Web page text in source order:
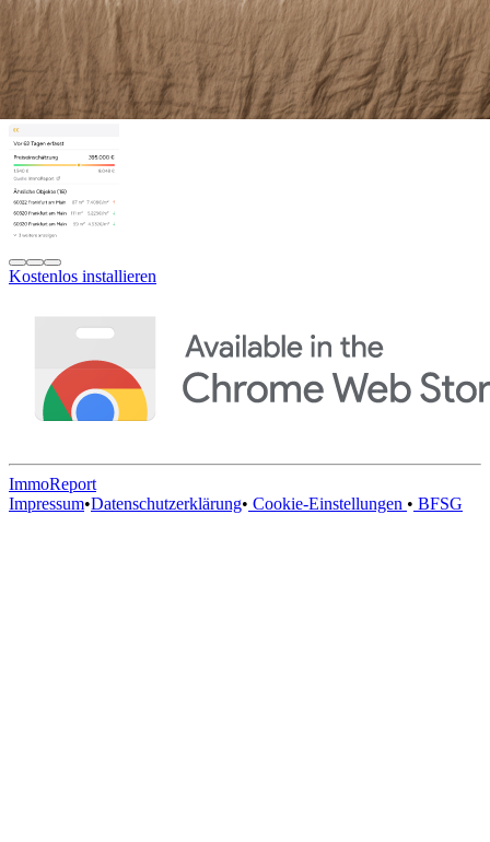
Kostenlos installieren
ImmoReport
Impressum•Datenschutzerklärung• Cookie-Einstellungen • BFSG